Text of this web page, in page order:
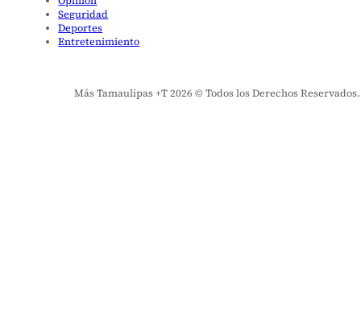
Seguridad
Deportes
Entretenimiento
Más Tamaulipas +T 2026 © Todos los Derechos